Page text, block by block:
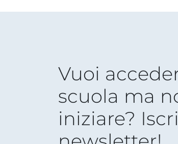
Vuoi
scuola ma
iniziare?